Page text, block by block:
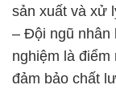
sản xuất và xử
– Đội ngũ nhân
nghiệm là
đảm bảo chất